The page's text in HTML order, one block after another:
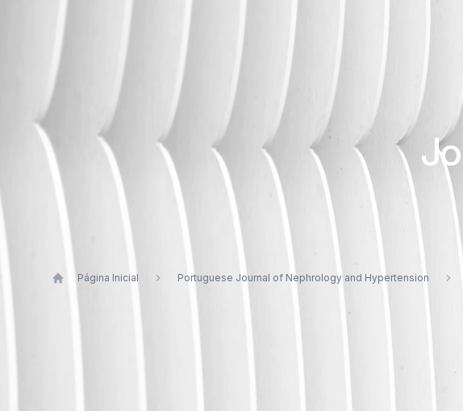
Página Inicial Portuguese Journal of Nephrology and Hypertension
Publications by João B. Pereira